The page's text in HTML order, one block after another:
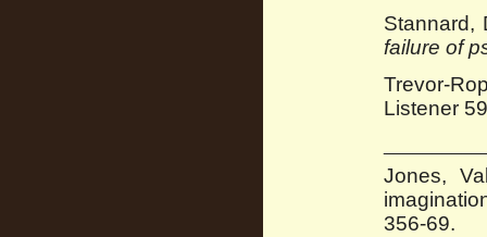
Stannard,
failure of
Trevor-
Listener
Jones,
356-69.